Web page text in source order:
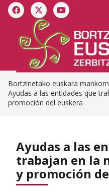
Bortzirietako euskara
Ayudas a las entidades que
promoción del euskera
Ayudas a las
trabajan en la
y promoción